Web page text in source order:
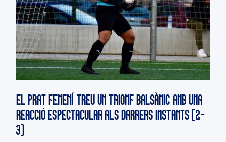
EL PRAT FEMENÍ TREU UN TRIOMF BALSÀMIC AMB UNA
REACCIÓ ESPECTACULAR ALS DARRERS INSTANTS (2-
3)